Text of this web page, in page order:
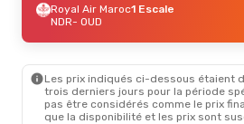
Royal Air Maroc1 Escale
NDR- OUD
Les prix indiqués ci-dessous étaient
trois derniers jours pour la période
pas être considérés comme le prix
que la disponibilité et les prix sont